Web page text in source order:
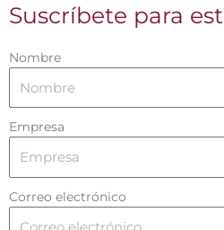
Suscríbete para
Nombre
Empresa
Correo electrónico